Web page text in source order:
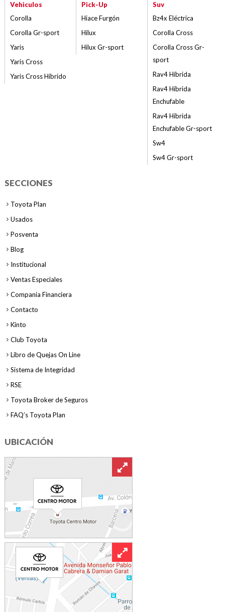
Vehiculos
Corolla
Corolla Gr-sport
Yaris
Yaris Cross
Yaris Cross Híbrido
Pick-Up
Hiace Furgón
Hilux
Hilux Gr-sport
Suv
Bz4x Eléctrica
Corolla Cross
Corolla Cross Gr-
sport
Rav4 Híbrida
Rav4 Híbrida
Enchufable
Rav4 Híbrida
Enchufable Gr-sport
Sw4
Sw4 Gr-sport
SECCIONES
Toyota Plan
Usados
Posventa
Blog
Institucional
Ventas Especiales
Compania Financiera
Contacto
Kinto
Club Toyota
Libro de Quejas On Line
Sistema de Integridad
RSE
Toyota Broker de Seguros
FAQ’s Toyota Plan
UBICACIÓN